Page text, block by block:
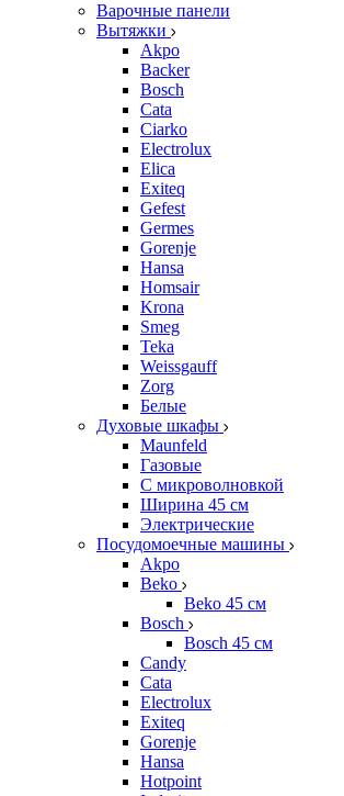
Варочные панели
Вытяжки
Akpo
Backer
Bosch
Cata
Ciarko
Electrolux
Elica
Exiteq
Gefest
Germes
Gorenje
Hansa
Homsair
Krona
Smeg
Teka
Weissgauff
Zorg
Белые
Духовые шкафы
Maunfeld
Газовые
С микроволновкой
Ширина 45 см
Электрические
Посудомоечные машины
Akpo
Beko
Beko 45 см
Bosch
Bosch 45 см
Candy
Cata
Electrolux
Exiteq
Gorenje
Hansa
Hotpoint